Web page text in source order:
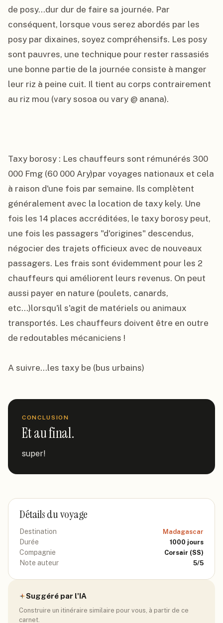
de posy...dur dur de faire sa journée. Par
conséquent, lorsque vous serez abordés par les
posy par dixaines, soyez compréhensifs. Les posy
sont pauvres, une technique pour rester rassasiés
une bonne partie de la journée consiste à manger
leur riz à peine cuit. Il tient au corps contrairement
au riz mou (vary sosoa ou vary @ anana).
Taxy borosy : Les chauffeurs sont rémunérés 300
000 Fmg (60 000 Ary)par voyages nationaux et cela
à raison d'une fois par semaine. Ils complètent
généralement avec la location de taxy kely. Une
fois les 14 places accréditées, le taxy borosy peut,
une fois les passagers "d'origines" descendus,
négocier des trajets officieux avec de nouveaux
passagers. Les frais sont évidemment pour les 2
chauffeurs qui améliorent leurs revenus. On peut
aussi payer en nature (poulets, canards,
etc...)lorsqu'il s'agit de matériels ou animaux
transportés. Les chauffeurs doivent être en outre
de redoutables mécaniciens !
A suivre...les taxy be (bus urbains)
CONCLUSION
Et au final.
super!
Détails du voyage
Destination Madagascar
Durée 1000 jours
Compagnie Corsair (SS)
Note auteur 5/5
Suggéré par l'IA
Construire un itinéraire similaire pour vous, à partir de ce
carnet.